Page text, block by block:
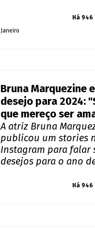
Há
Janeiro
Bruna Marquezine
desejo para 2024:
que mereço ser
A atriz Bruna
publicou um stories
Instagram para falar
desejos para o ano
Há